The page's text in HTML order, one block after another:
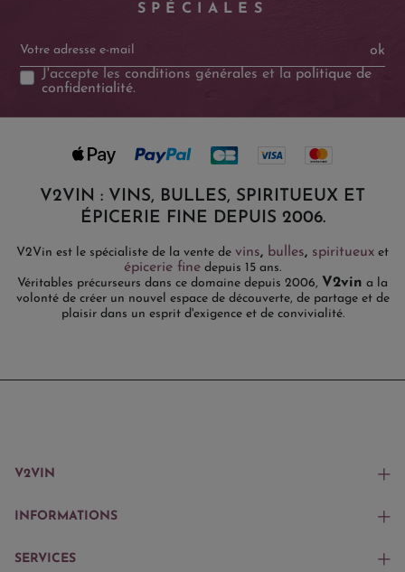
SPÉCIALES
ok
J'accepte lesconditions générales et la politique de
confidentialité.
V2VIN : VINS, BULLES, SPIRITUEUX ET
ÉPICERIE FINE DEPUIS 2006.
V2Vin est le spécialiste de la vente de vins, bulles, spiritueux et
épicerie fine depuis 15 ans.
Véritables précurseurs dans ce domaine depuis 2006, V2vin a la
volonté de créer un nouvel espace de découverte, de partage et de
plaisir dans un esprit d'exigence et de convivialité.
V2VIN
INFORMATIONS
SERVICES